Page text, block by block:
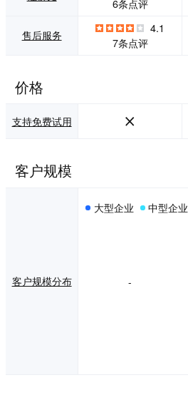
6条点评
售后服务
4.1
7条点评
价格
支持免费试用
客户规模
客户规模分布
大型企业 中型企业
-